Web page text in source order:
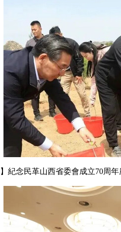
】紀念民革山西省委會成立70周